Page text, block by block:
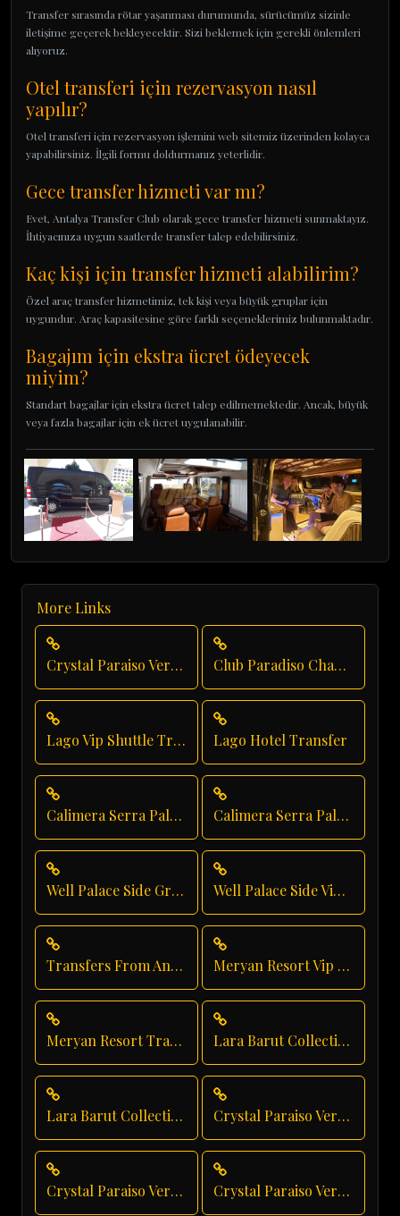
Transfer sırasında rötar yaşanması durumunda, sürücümüz sizinle
iletişime geçerek bekleyecektir. Sizi beklemek için gerekli önlemleri
alıyoruz.
Otel transferi için rezervasyon nasıl
yapılır?
Otel transferi için rezervasyon işlemini web sitemiz üzerinden kolayca
yapabilirsiniz. İlgili formu doldurmanız yeterlidir.
Gece transfer hizmeti var mı?
Evet, Antalya Transfer Club olarak gece transfer hizmeti sunmaktayız.
İhtiyacınıza uygun saatlerde transfer talep edebilirsiniz.
Kaç kişi için transfer hizmeti alabilirim?
Özel araç transfer hizmetimiz, tek kişi veya büyük gruplar için
uygundur. Araç kapasitesine göre farklı seçeneklerimiz bulunmaktadır.
Bagajım için ekstra ücret ödeyecek
miyim?
Standart bagajlar için ekstra ücret talep edilmemektedir. Ancak, büyük
veya fazla bagajlar için ek ücret uygulanabilir.
More Links
Crystal Paraiso Verde Private Transfer Club Paradiso Chauffeur Service
Lago Vip Shuttle Transfer Lago Hotel Transfer
Calimera Serra Palace Luxury Transfer Calimera Serra Palace Private Transfer
Well Palace Side Group Transfer Well Palace Side Vip Transfer
Transfers From Antalya Airport Meryan Resort Vip Transfer
Meryan Resort Transfer Lara Barut Collection Shuttle Service
Lara Barut Collection Private Transfer Crystal Paraiso Verde Group Transfer
Crystal Paraiso Verde Shuttle Service Crystal Paraiso Verde Transfer